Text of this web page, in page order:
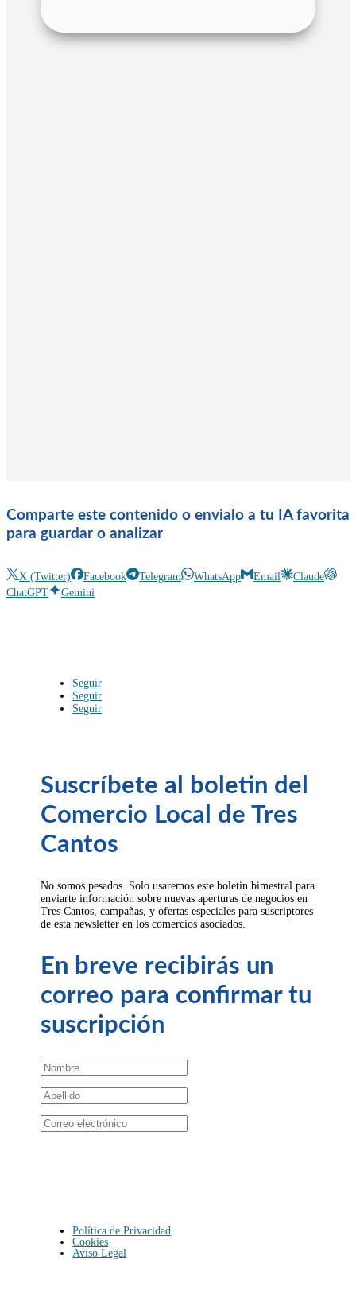
Comparte este contenido o envialo a tu IA favorita
para guardar o analizar
X (Twitter) Facebook Telegram WhatsApp Email
Claude
ChatGPT
Gemini
Seguir
Seguir
Seguir
Suscríbete al boletin del
Comercio Local de Tres
Cantos
No somos pesados. Solo usaremos este boletin bimestral para
enviarte información sobre nuevas aperturas de negocios en
Tres Cantos, campañas, y ofertas especiales para suscriptores
de esta newsletter en los comercios asociados.
En breve recibirás un
correo para confirmar tu
suscripción
Política de Privacidad
Cookies
Aviso Legal